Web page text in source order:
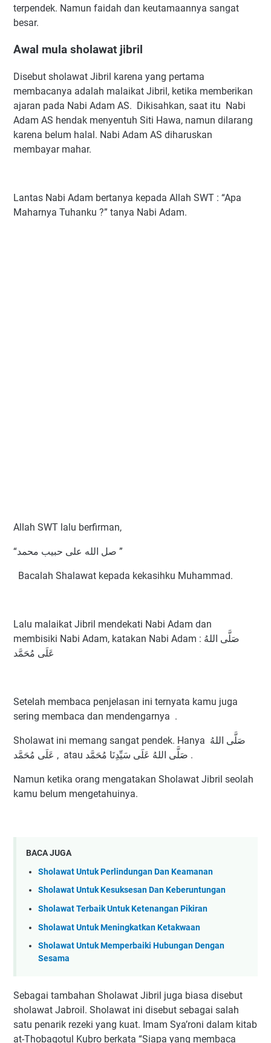
terpendek. Namun faidah dan keutamaannya sangat
besar.
Awal mula sholawat jibril
Disebut sholawat Jibril karena yang pertama
membacanya adalah malaikat Jibril, ketika memberikan
ajaran pada Nabi Adam AS. Dikisahkan, saat itu Nabi
Adam AS hendak menyentuh Siti Hawa, namun dilarang
karena belum halal. Nabi Adam AS diharuskan
membayar mahar.
Lantas Nabi Adam bertanya kepada Allah SWT : “Apa
Maharnya Tuhanku ?” tanya Nabi Adam.
Allah SWT lalu berfirman,
“صل الله على حبيب محمد ”
Bacalah Shalawat kepada kekasihku Muhammad.
Lalu malaikat Jibril mendekati Nabi Adam dan
membisiki Nabi Adam, katakan Nabi Adam : صَلَّى اللهُ
عَلَى مُحَمَّد
Setelah membaca penjelasan ini ternyata kamu juga
sering membaca dan mendengarnya .
Sholawat ini memang sangat pendek. Hanya صَلَّى اللهُ
عَلَى مُحَمَّد , atau صَلَّى اللهُ عَلَى سَيِّدِنَا مُحَمَّد .
Namun ketika orang mengatakan Sholawat Jibril seolah
kamu belum mengetahuinya.
BACA JUGA
Sholawat Untuk Perlindungan Dan Keamanan
Sholawat Untuk Kesuksesan Dan Keberuntungan
Sholawat Terbaik Untuk Ketenangan Pikiran
Sholawat Untuk Meningkatkan Ketakwaan
Sholawat Untuk Memperbaiki Hubungan Dengan
Sesama
Sebagai tambahan Sholawat Jibril juga biasa disebut
sholawat Jabroil. Sholawat ini disebut sebagai salah
satu penarik rezeki yang kuat. Imam Sya’roni dalam kitab
at-Thobaqotul Kubro berkata “Siapa yang membaca